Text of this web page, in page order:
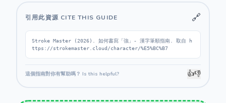
引用此資源 CITE THIS GUIDE 🔗
Stroke Master (2026). 如何書寫「強」- 漢字筆順指南. 取自 h
ttps://strokemaster.cloud/character/%E5%BC%B7
這個指南對你有幫助嗎？ Is this helpful? 👍👎